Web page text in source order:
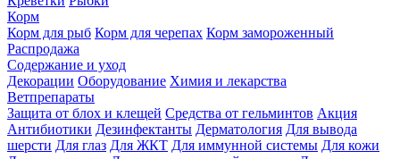
Корм
Корм для рыб Корм для черепах Корм замороженный
Распродажа
Содержание и уход
Декорации Оборудование Химия и лекарства
Ветпрепараты
Защита от блох и клещей Средства от гельминтов Акция
Антибиотики Дезинфектанты Дерматология Для вывода
шерсти Для глаз Для ЖКТ Для иммунной системы Для кожи